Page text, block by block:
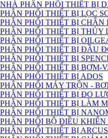
NHÀ PHÂN PHỐI THIẾT BỊ
PHÂN PHỐI THIẾT BỊ LỌC
PHÂN PHỐI THIẾT BỊ CHÂN
PHÂN PHỐI THIẾT BỊ THỦY
PHÂN PHỐI THIẾT BỊ
PHÂN PHỐI THIẾT BỊ ĐẦU
PHÂN PHỖI THIẾT BỊ
PHÂN PHỐI THIẾT BỊ BƠM-
PHÂN PHỐI THIẾT BỊ ADOS
PHÂN PHỐI MÁY TRỘN -
PHÂN PHỐI THIẾT BỊ ĐO
PHÂN PHỐI THIẾT BỊ LÀM
PHÂN PHỐI THIẾT BỊ
PHÂN PHỐI BỘ ĐIỀU
PHÂN PHỐI THIẾT BỊ